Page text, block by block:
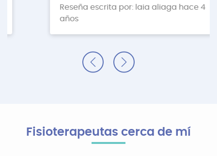
Reseña escrita por: laia aliaga hace 4
Fisioterapeutas cerca de mí